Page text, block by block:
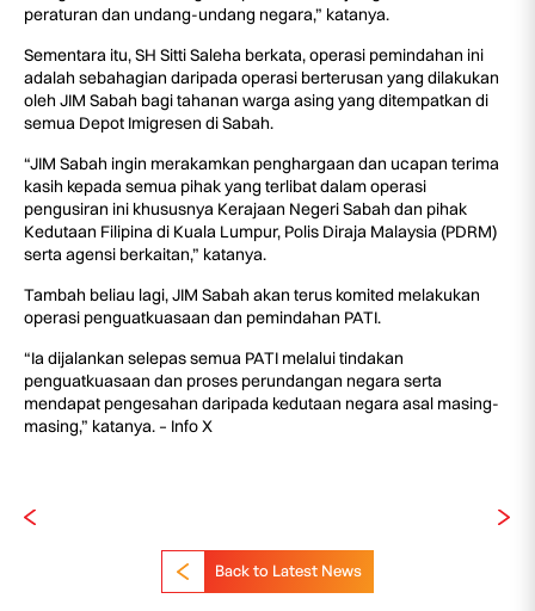
peraturan dan undang-undang negara,” katanya.
Sementara itu, SH Sitti Saleha berkata, operasi pemindahan ini
adalah sebahagian daripada operasi berterusan yang dilakukan
oleh JIM Sabah bagi tahanan warga asing yang ditempatkan di
semua Depot Imigresen di Sabah.
“JIM Sabah ingin merakamkan penghargaan dan ucapan terima
kasih kepada semua pihak yang terlibat dalam operasi
pengusiran ini khususnya Kerajaan Negeri Sabah dan pihak
Kedutaan Filipina di Kuala Lumpur, Polis Diraja Malaysia (PDRM)
serta agensi berkaitan,” katanya.
Tambah beliau lagi, JIM Sabah akan terus komited melakukan
operasi penguatkuasaan dan pemindahan PATI.
“Ia dijalankan selepas semua PATI melalui tindakan
penguatkuasaan dan proses perundangan negara serta
mendapat pengesahan daripada kedutaan negara asal masing-
masing,” katanya. – Info X
Back to Latest News